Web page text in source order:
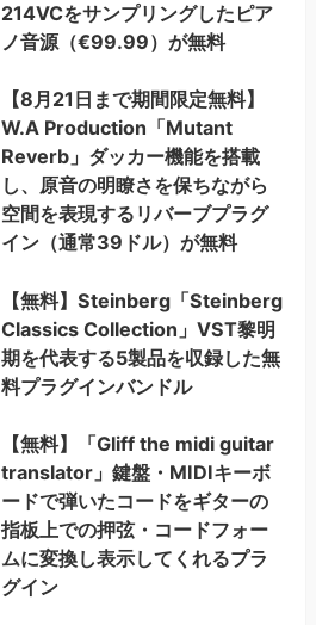
214VCをサンプリングしたピア
ノ音源（€99.99）が無料
【8月21日まで期間限定無料】
W.A Production「Mutant
Reverb」ダッカー機能を搭載
し、原音の明瞭さを保ちながら
空間を表現するリバーブプラグ
イン（通常39ドル）が無料
【無料】Steinberg「Steinberg
Classics Collection」VST黎明
期を代表する5製品を収録した無
料プラグインバンドル
【無料】「Gliff the midi guitar
translator」鍵盤・MIDIキーボ
ードで弾いたコードをギターの
指板上での押弦・コードフォー
ムに変換し表示してくれるプラ
グイン